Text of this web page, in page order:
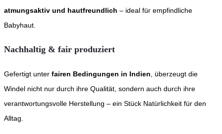
atmungsaktiv und hautfreundlich – ideal für empfindliche
Babyhaut.
Nachhaltig & fair produziert
Gefertigt unter fairen Bedingungen in Indien , überzeugt die
Windel nicht nur durch ihre Qualität, sondern auch durch ihre
verantwortungsvolle Herstellung – ein Stück Natürlichkeit für den
Alltag.